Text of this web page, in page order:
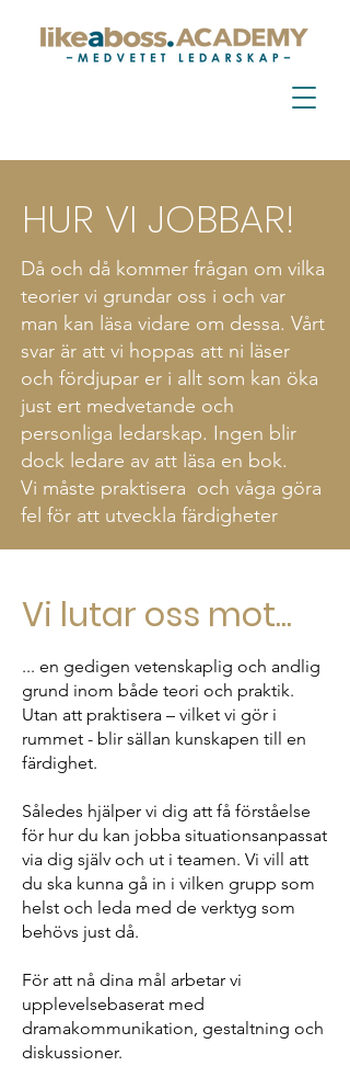
HUR VI JOBBAR!
Då och då kommer frågan om vilka
teorier vi grundar oss i och var
man kan läsa vidare om dessa. Vårt
svar är att vi hoppas att ni läser
och fördjupar er i allt som kan öka
just ert medvetande och
personliga ledarskap. Ingen blir
dock ledare av att läsa en bok.
Vi måste praktisera och våga göra
fel för att utveckla färdigheter
Vi lutar oss mot...
... en gedigen vetenskaplig och andlig
grund inom både teori och praktik.
Utan att praktisera – vilket vi gör i
rummet - blir sällan kunskapen till en
färdighet.
Således hjälper vi dig att få förståelse
för hur du kan jobba situationsanpassat
via dig själv och ut i teamen. Vi vill att
du ska kunna gå in i vilken grupp som
helst och leda med de verktyg som
behövs just då.
För att nå dina mål arbetar vi
upplevelsebaserat med
dramakommunikation, gestaltning och
diskussioner.